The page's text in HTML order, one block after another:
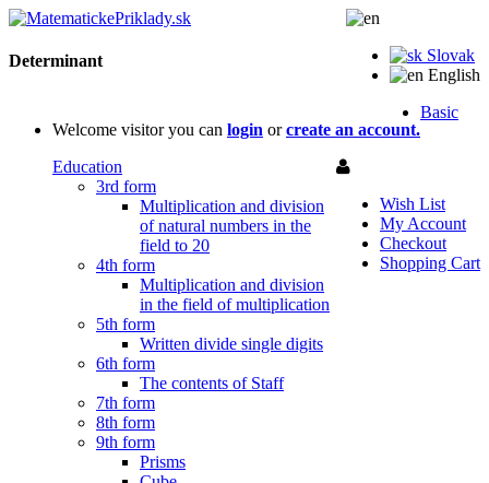
Slovak
English
Welcome visitor you can login orcreate an account.
Wish List
My Account
Checkout
Shopping Cart
Determinant
Basic
Education
3rd form
Multiplication and division
of natural numbers in the
field to 20
4th form
Multiplication and division
in the field of multiplication
5th form
Written divide single digits
6th form
The contents of Staff
7th form
8th form
9th form
Prisms